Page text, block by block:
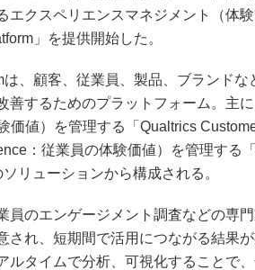
エクスペリエンスマネジメント（体
」を提供開始した。
、顧客、従業員、製品、ブランドな
善するためのプラットフォーム。主
価値）を管理する「Qualtrics
：従業員の体験価値）を管理する
リューションから構成される。
のエンゲージメント調査などの専
され、短期間で活用につながる結果
ルタイムで分析、可視化することで